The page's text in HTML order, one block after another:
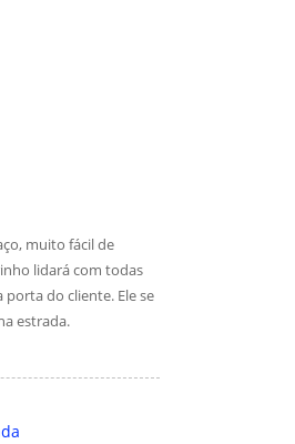
muito fácil de
lidará com todas
do cliente. Ele se
estrada.